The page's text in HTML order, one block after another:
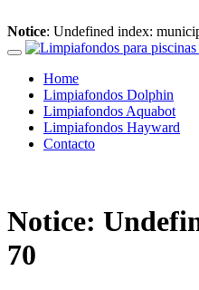
Notice: Undefined index:
Home
Limpiafondos Dolphin
Limpiafondos Aquabot
Limpiafondos Hayward
Contacto
Notice:
70